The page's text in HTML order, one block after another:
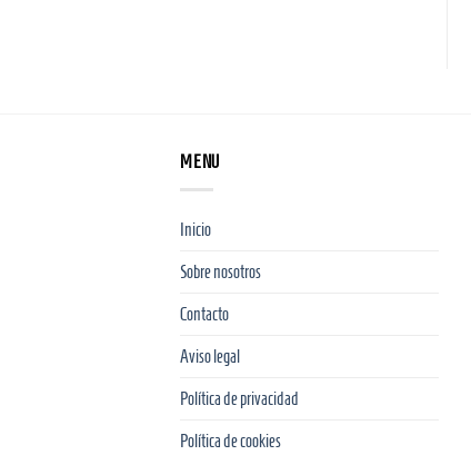
MENU
Inicio
Sobre nosotros
Contacto
Aviso legal
Política de privacidad
Política de cookies